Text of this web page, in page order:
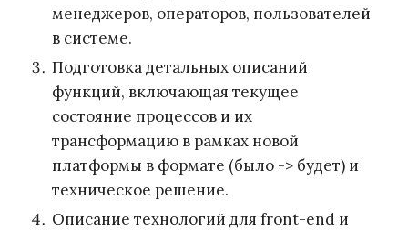
менеджеров, операторов, пользователей
в системе.
Подготовка детальных описаний
функций, включающая текущее
состояние процессов и их
трансформацию в рамках новой
платформы в формате (было -> будет) и
техническое решение.
Описание технологий для front-end и